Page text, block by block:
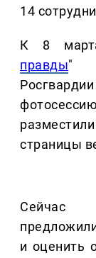
14
К 8
правды"
страницы
Сейчас
и оценить